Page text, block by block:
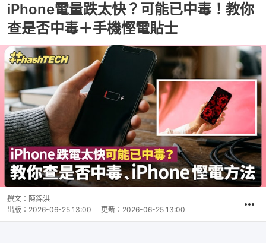
iPhone電量跌太快？可能已中毒！教你
查是否中毒＋手機慳電貼士
撰文： 陳錦洪
出版： 2026-06-25 13:00 更新： 2026-06-25 13:00